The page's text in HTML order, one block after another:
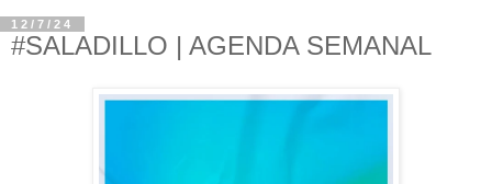
12/7/24
#SALADILLO | AGENDA SEMANAL